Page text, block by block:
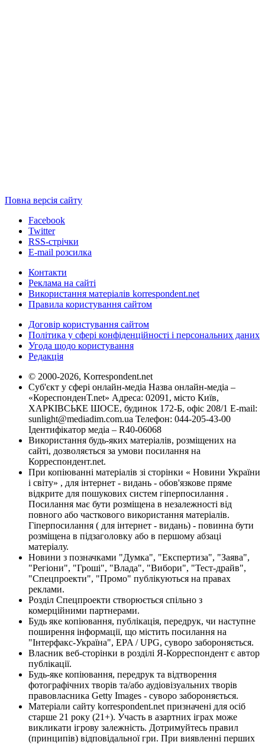
Повна версія сайту
Facebook
Twitter
RSS-стрічки
E-mail розсилка
Контакти
Реклама на сайті
Використання матеріалів korrespondent.net
Правила користування сайтом
Договір користування сайтом
Політика у сфері конфіденційності і персональних даних
Угода щодо користування
Редакція
© 2000-2026, Korrespondent.net
Суб'єкт у сфері онлайн-медіа Назва онлайн-медіа –
«КореспонденТ.net» Адреса: 02091, місто Київ,
ХАРКІВСЬКЕ ШОСЕ, будинок 172-Б, офіс 208/1 E-mail:
sunlight@mediadim.com.ua Телефон: 044-205-43-00
Ідентифікатор медіа – R40-06068
Використання будь-яких матеріалів, розміщених на
сайті, дозволяється за умови посилання на
Корреспондент.net.
При копіюванні матеріалів зі сторінки « Новини України
і світу» , для інтернет - видань - обов'язкове пряме
відкрите для пошукових систем гіперпосилання .
Посилання має бути розміщена в незалежності від
повного або часткового використання матеріалів.
Гіперпосилання ( для інтернет - видань) - повинна бути
розміщена в підзаголовку або в першому абзаці
матеріалу.
Новини з позначками "Думка", "Експертиза", "Заява",
"Регіони", "Гроші", "Влада", "Вибори", "Тест-драйв",
"Спецпроекти", "Промо" публікуються на правах
реклами.
Розділ Спецпроекти створюється спільно з
комерційними партнерами.
Будь яке копіювання, публікація, передрук, чи наступне
поширення інформації, що містить посилання на
"Інтерфакс-Україна", EPA / UPG, суворо забороняється.
Власник веб-сторінки в розділі Я-Корреспондент є автор
публікації.
Будь-яке копіювання, передрук та відтворення
фотографічних творів та/або аудіовізуальних творів
правовласника Getty Images - суворо забороняється.
Матеріали сайту korrespondent.net призначені для осіб
старше 21 року (21+). Участь в азартних іграх може
викликати ігрову залежність. Дотримуйтесь правил
(принципів) відповідальної гри. При виявленні перших